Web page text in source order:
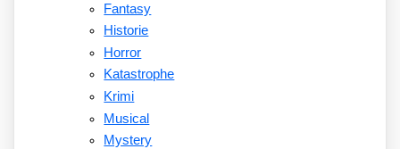
Fantasy
Historie
Horror
Katastrophe
Krimi
Musical
Mystery